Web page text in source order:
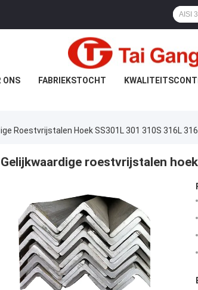
ONS FABRIEKSTOCHT
Roestvrijstalen Hoek SS301L 301 310S 316L 316
Gelijkwaardige roestvrijstalen